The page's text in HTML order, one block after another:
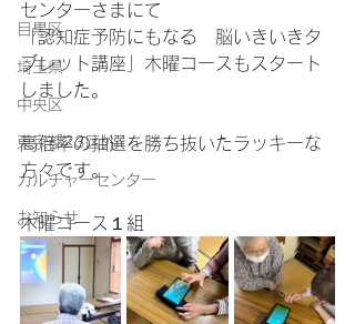
目黒区
埼玉県
中央区
東京都23区外
カルチャーセンター
お知らせ
センターさまにて
「認知症予防にもなる　脳いきいきタ
ブレット講座」木曜コースもスタート
しました。
高倍率の抽選を勝ち抜いたラッキーな
方々です。
木曜コース１組